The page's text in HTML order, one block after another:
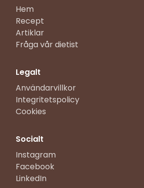
Hem
Recept
Artiklar
Fråga vår dietist
Legalt
Användarvillkor
Integritetspolicy
Cookies
Socialt
Instagram
Facebook
LinkedIn